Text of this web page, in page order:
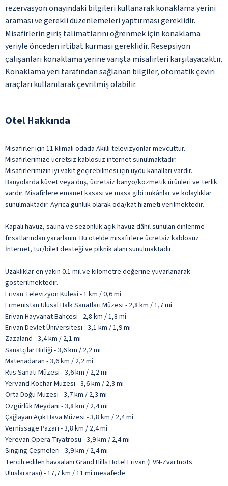
rezervasyon onayındaki bilgileri kullanarak konaklama yerini
araması ve gerekli düzenlemeleri yaptırması gereklidir.
Misafirlerin giriş talimatlarını öğrenmek için konaklama
yeriyle önceden irtibat kurması gereklidir. Resepsiyon
çalışanları konaklama yerine varışta misafirleri karşılayacaktır.
Konaklama yeri tarafından sağlanan bilgiler, otomatik çeviri
araçları kullanılarak çevrilmiş olabilir.
Otel Hakkında
Misafirler için 11 klimalı odada Akıllı televizyonlar mevcuttur.
Misafirlerimize ücretsiz kablosuz internet sunulmaktadır.
Misafirlerimizin iyi vakit geçirebilmesi için uydu kanalları vardır.
Banyolarda küvet veya duş, ücretsiz banyo/kozmetik ürünleri ve terlik
vardır. Misafirlere emanet kasası ve masa gibi imkânlar ve kolaylıklar
sunulmaktadır. Ayrıca günlük olarak oda/kat hizmeti verilmektedir.
Kapalı havuz, sauna ve sezonluk açık havuz dâhil sunulan dinlenme
fırsatlarından yararlanın. Bu otelde misafirlere ücretsiz kablosuz
İnternet, tur/bilet desteği ve piknik alanı sunulmaktadır.
Uzaklıklar en yakın 0.1 mil ve kilometre değerine yuvarlanarak
gösterilmektedir.
Erivan Televizyon Kulesi - 1 km / 0,6 mi
Ermenistan Ulusal Halk Sanatları Müzesi - 2,8 km / 1,7 mi
Erivan Hayvanat Bahçesi - 2,8 km / 1,8 mi
Erivan Devlet Üniversitesi - 3,1 km / 1,9 mi
Zazaland - 3,4 km / 2,1 mi
Sanatçılar Birliği - 3,6 km / 2,2 mi
Matenadaran - 3,6 km / 2,2 mi
Rus Sanatı Müzesi - 3,6 km / 2,2 mi
Yervand Kochar Müzesi - 3,6 km / 2,3 mi
Orta Doğu Müzesi - 3,7 km / 2,3 mi
Özgürlük Meydanı - 3,8 km / 2,4 mi
Çağlayan Açık Hava Müzesi - 3,8 km / 2,4 mi
Vernissage Pazarı - 3,8 km / 2,4 mi
Yerevan Opera Tiyatrosu - 3,9 km / 2,4 mi
Singing Çeşmeleri - 3,9 km / 2,4 mi
Tercih edilen havaalanı Grand Hills Hotel Erivan (EVN-Zvartnots
Uluslararası) - 17,7 km / 11 mi mesafede